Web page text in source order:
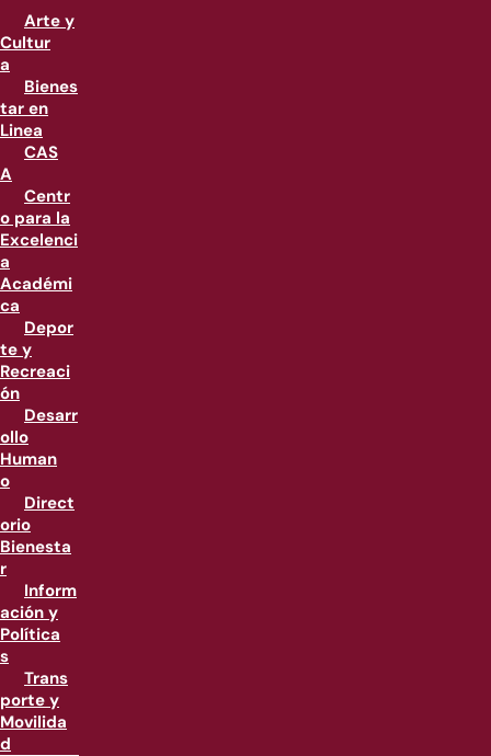
Arte y
Cultur
a
Bienes
tar en
Linea
CAS
A
Centr
o para la
Excelenci
a
Académi
ca
Depor
te y
Recreaci
ón
Desarr
ollo
Human
o
Direct
orio
Bienesta
r
Inform
ación y
Política
s
Trans
porte y
Movilida
d